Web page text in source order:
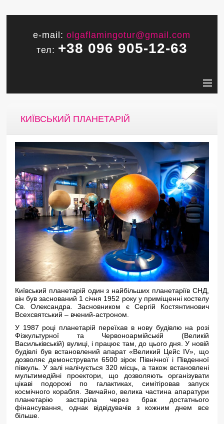
e-mail:olgaflamingotur@gmail.com
тел: +38 096 905-12-63
КИЇВСЬКИЙ ПЛАНЕТАРІЙ
Київський планетарій один з найбільших планетаріїв СНД,
він був заснований 1 січня 1952 року у приміщенні костелу
Св. Олександра. Засновником є ​​Сергій Костянтинович
Всехсвятський – вчений-астроном.
У 1987 році планетарій переїхав в нову будівлю на розі
Фізкультурної та Червоноармійській (Великій
Васильківській) вулиці, і працює там, до цього дня. У новій
будівлі був встановлений апарат «Великий Цейс IV», що
дозволяє демонструвати 6500 зірок Північної і Південної
півкуль. У залі налічується 320 місць, а також встановлені
мультимедійні проектори, що дозволяють організувати
цікаві подорожі по галактиках, симітіровав запуск
космічного корабля. Звичайно, велика частина апаратури
планетарію застаріла через брак достатнього
фінансування, однак відвідувачів з кожним днем ​​все
більше.